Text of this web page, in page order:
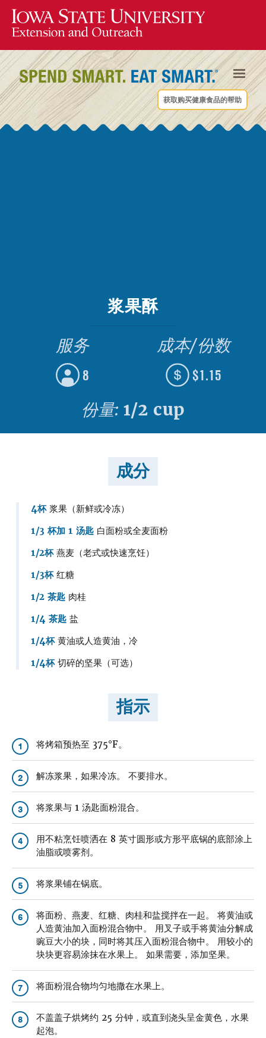
获取购买健康食品的帮助
浆果酥
服务
8
成本/份数
$1.15
份量: 1/2 cup
成分
4杯浆果（新鲜或冷冻）
1/3 杯加 1 汤匙 白面粉或全麦面粉
1/2杯燕麦（老式或快速烹饪）
1/3杯红糖
1/2 茶匙 肉桂
1/4 茶匙 盐
1/4杯黄油或人造黄油，冷
1/4杯切碎的坚果（可选）
指示
1 将烤箱预热至 375°F。
2 解冻浆果，如果冷冻。 不要排水。
3 将浆果与 1 汤匙面粉混合。
4
用不粘烹饪喷洒在 8 英寸圆形或方形平底锅的底部涂上
油脂或喷雾剂。
5 将浆果铺在锅底。
6
将面粉、燕麦、红糖、肉桂和盐搅拌在一起。 将黄油或
人造黄油加入面粉混合物中。 用叉子或手将黄油分解成
豌豆大小的块，同时将其压入面粉混合物中。 用较小的
块块更容易涂抹在水果上。 如果需要，添加坚果。
7 将面粉混合物均匀地撒在水果上。
8
不盖盖子烘烤约 25 分钟，或直到浇头呈金黄色，水果
起泡。